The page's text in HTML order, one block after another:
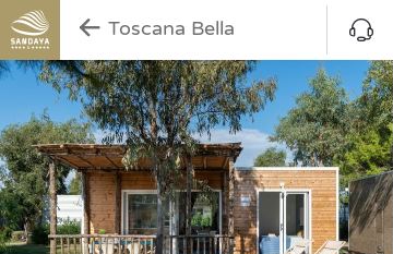
Toscana Bella